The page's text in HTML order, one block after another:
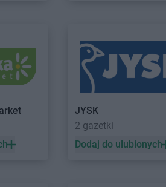
Intermarche Trzebinia
Intermarche
Trzebnica
Intermarche Wieluń
Intermarche
Intermarche
Intermarche Złocieniec
JYSK
2 gazetki
Dodaj do ulubionych